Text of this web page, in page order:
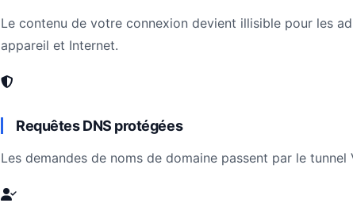
Le contenu de votre connexion devient illisible pour les
appareil et Internet.
Requêtes DNS protégées
Les demandes de noms de domaine passent par le